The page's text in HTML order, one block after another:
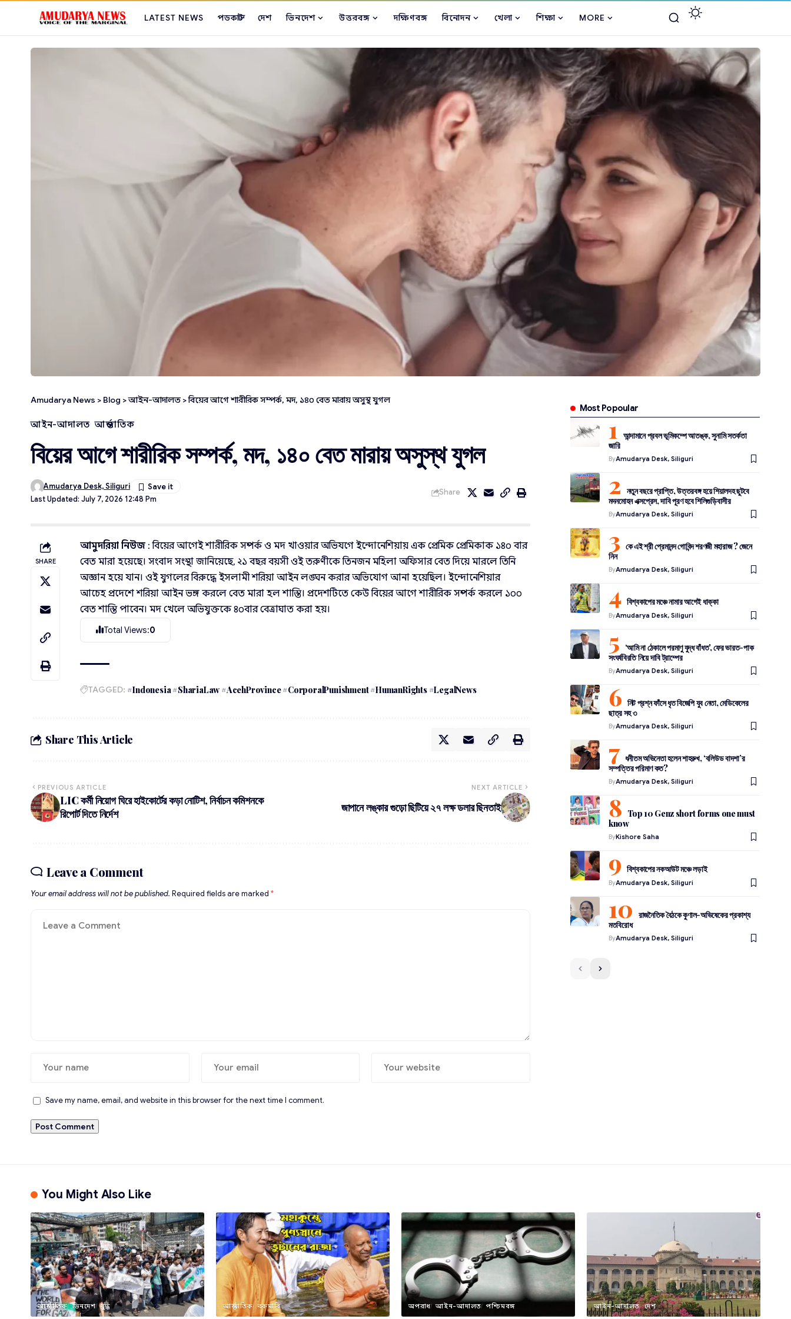
LATEST NEWS পডকাস্ট দেশ ভিনদেশ উত্তরবঙ্গ দক্ষিণবঙ্গ বিনোদন খেলা শিক্ষা MORE
Amudarya News > Blog >আইন-আদালত >বিয়ের আগে শারীরিক সম্পর্ক, মদ, ১৪০ বেত মারায় অসুস্থ যুগল
আইন-আদালত আন্তর্জাতিক
বিয়ের আগে শারীরিক সম্পর্ক, মদ, ১৪০ বেত মারায় অসুস্থ যুগল
Last Updated: July 7, 2026 12:48 Pm
Amudarya Desk, Siliguri
Share
SHARE
আমুদরিয়া নিউজ : বিয়ের আগেই শারীরিক সম্পর্ক ও মদ খাওয়ার অভিযগে ইন্দোনেশিয়ায় এক প্রেমিক প্রেমিকাক ১৪০ বার
বেত মারা হয়েছে। সংবাদ সংস্থা জানিয়েছে, ২১ বছর বয়সী ওই তরুণীকে তিনজন মহিলা অফিসার বেত দিয়ে মারলে তিনি
অজ্ঞান হয়ে যান। ওই যুগলের বিরুদ্ধে ইসলামী শরিয়া আইন লঙ্ঘন করার অভিযোগ আনা হয়েছিল। ইন্দোনেশিয়ার
আচেহ প্রদেশে শরিয়া আইন ভঙ্গ করলে বেত মারা হল শাস্তি। প্রদেশটিতে কেউ বিয়ের আগে শারীরিক সম্পর্ক করলে ১০০
বেত শাস্তি পাবেন। মদ খেলে অভিযুক্তকে ৪০বার বেত্রাঘাত করা হয়।
Total Views:0
TAGGED: #Indonesia #ShariaLaw #AcehProvince #CorporalPunishment #HumanRights #LegalNews
Share This Article
PREVIOUS ARTICLE
LIC কর্মী নিয়োগ ঘিরে হাইকোর্টের কড়া নোটিশ, নির্বাচন কমিশনকে
রিপোর্ট দিতে নির্দেশ
NEXT ARTICLE
জাপানে লঙ্কার গুড়ো ছিটিয়ে ২৭ লক্ষ ডলার ছিনতাই
Leave a Comment
Your email address will not be published. Required fields are marked *
Save my name, email, and website in this browser for the next time I comment.
Most Popoular
আন্দামানে প্রবল ভূমিকম্পে আতঙ্ক, সুনামি সতর্কতা
জারি
ByAmudarya Desk, Siliguri
নতুন বছরে প্রাপ্তি, উত্তরবঙ্গ হয়ে শিয়ালদহ ছুটবে
মদনমোহন এক্সপ্রেস, দাবি পূরণ হবে শিলিগুড়িবাসীর
ByAmudarya Desk, Siliguri
কে এই শ্রী প্রেমানন্দ গোবিন্দ শরণজী মহারাজ ? জেনে
নিন
ByAmudarya Desk, Siliguri
বিশ্বকাপের মঞ্চে নামার আগেই ধাক্কা
ByAmudarya Desk, Siliguri
‘আমি না ঠেকালে পরমাণু যুদ্ধ বাঁধত’, ফের ভারত-পাক
সংঘর্ষবিরতি নিয়ে দাবি ট্রাম্পের
ByAmudarya Desk, Siliguri
নিট প্রশ্ন ফাঁসে ধৃত বিজেপি যুব নেতা, মেডিকেলের
ছাত্র সহ ৩
ByAmudarya Desk, Siliguri
ধনীতম অভিনেতা হলেন শাহরুখ, ‘বলিউড বাদশা’র
সম্পত্তির পরিমাণ কত?
ByAmudarya Desk, Siliguri
Top 10 Genz short forms one must
know
ByKishore Saha
বিশ্বকাপের নকআউট মঞ্চে লড়াই
ByAmudarya Desk, Siliguri
রাজনৈতিক বৈঠকে কুণাল-অভিষেকের প্রকাশ্য
মতবিরোধ
ByAmudarya Desk, Siliguri
You Might Also Like
আন্তর্জাতিক ভিনদেশ যুদ্ধ আন্তর্জাতিক রকমারি অপরাধ আইন-আদালত পশ্চিমবঙ্গ আইন-আদালত দেশ